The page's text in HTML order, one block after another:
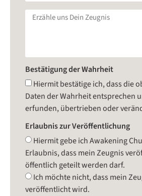
Bestätigung der Wahrheit
Hiermit bestätige ich, dass die
Daten der Wahrheit entsprechen
erfunden, übertrieben oder
Erlaubnis zur Veröffentlichung
Hiermit gebe ich Awakening
Erlaubnis, dass mein Zeugnis
öffentlich geteilt werden darf.
Ich möchte nicht, dass mein
veröffentlicht wird.